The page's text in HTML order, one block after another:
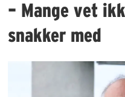
– Mange vet
snakker med